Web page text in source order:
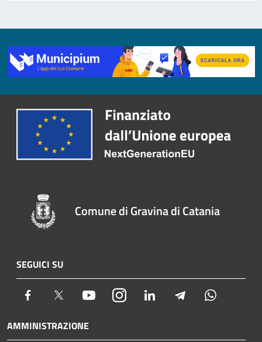
Comune di Gravina di Catania
SEGUICI SU
Facebook Twitter YoutubeInstagram LinkedIn Telegram
AMMINISTRAZIONE